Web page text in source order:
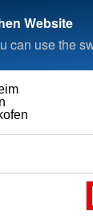
Website
can use the